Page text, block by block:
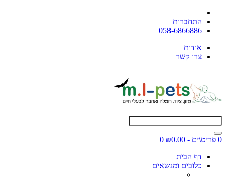
התחברות
058-6866886
אודות
צרו קשר
0 פריט\ים - ₪0.00
0
דף הבית
כלובים ומנשאים